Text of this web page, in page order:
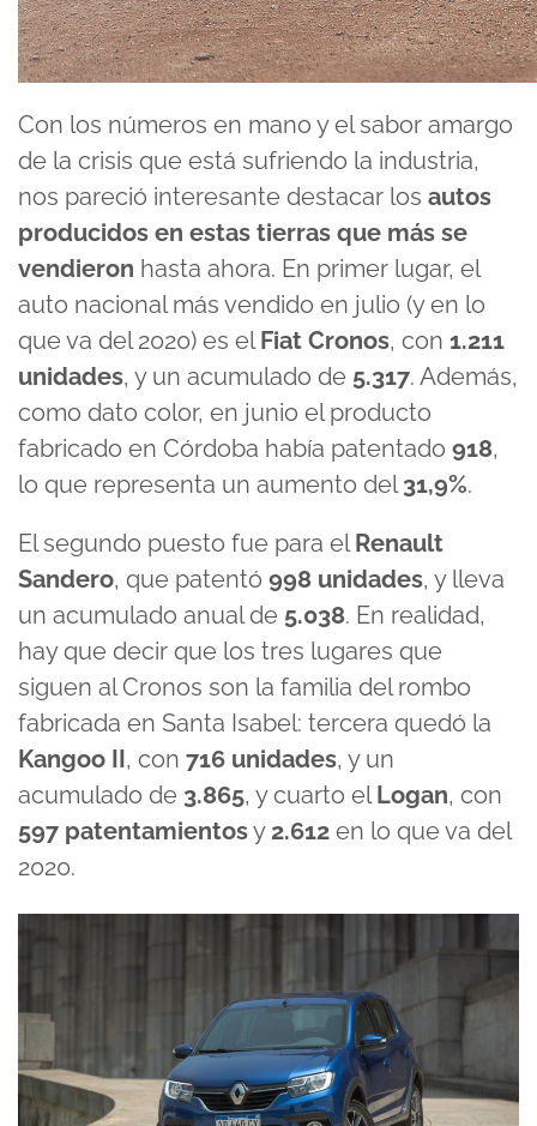
Con los números en mano y el sabor amargo
de la crisis que está sufriendo la industria,
nos pareció interesante destacar los autos
producidos en estas tierras que más se
vendieron hasta ahora. En primer lugar, el
auto nacional más vendido en julio (y en lo
que va del 2020) es elFiat Cronos, con 1.211
unidades, y un acumulado de 5.317. Además,
como dato color, en junio el producto
fabricado en Córdoba había patentado 918,
lo que representa un aumento del31,9%.
El segundo puesto fue para elRenault
Sandero, que patentó 998 unidades, y lleva
un acumulado anual de 5.038. En realidad,
hay que decir que los tres lugares que
siguen al Cronos son la familia del rombo
fabricada en Santa Isabel: tercera quedó la
Kangoo II, con 716 unidades, y un
acumulado de 3.865, y cuarto elLogan, con
597 patentamientosy2.612 en lo que va del
2020.